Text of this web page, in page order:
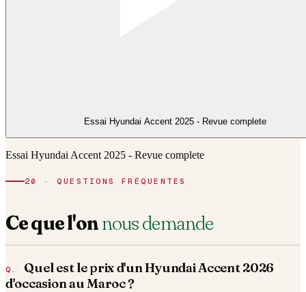
Essai Hyundai Accent 2025 - Revue complete
Essai Hyundai Accent 2025 - Revue complete
20 · QUESTIONS FRÉQUENTES
Ce que l'onnous demande
Quel est le prix d'un Hyundai Accent 2026
d'occasion au Maroc ?